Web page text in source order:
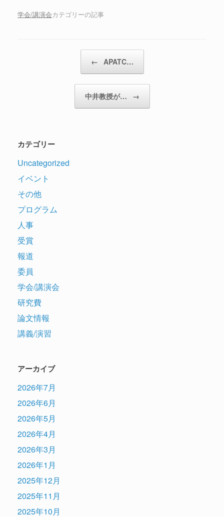
学会/講演会カテゴリーの記事
← APATC…
中井教授が… →
カテゴリー
Uncategorized
イベント
その他
プログラム
人事
受賞
報道
委員
学会/講演会
研究費
論文情報
講義/演習
アーカイブ
2026年7月
2026年6月
2026年5月
2026年4月
2026年3月
2026年1月
2025年12月
2025年11月
2025年10月